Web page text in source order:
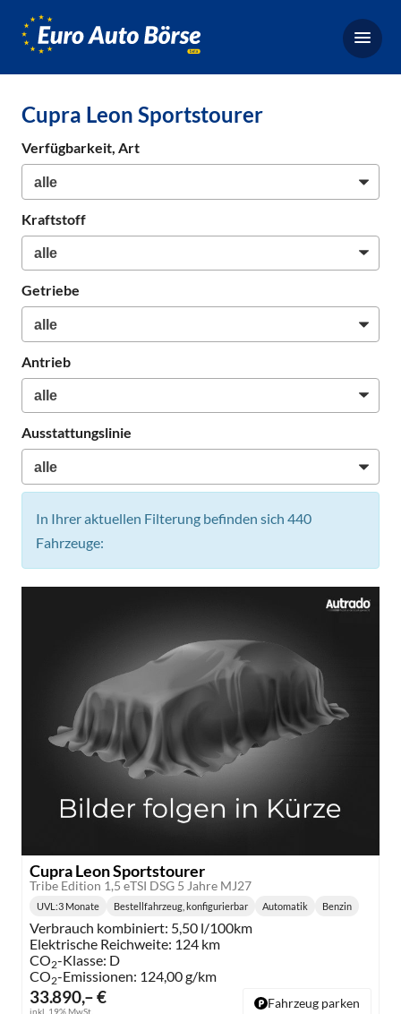
Börse,
für
Neuwagen
Cupra Leon Sportstourer
Verfügbarkeit, Art
Kraftstoff
Getriebe
Antrieb
Ausstattungslinie
In Ihrer aktuellen Filterung befinden sich 440
Fahrzeuge:
Cupra Leon Sportstourer
Tribe Edition 1,5 eTSI DSG 5 Jahre MJ27
33.890,– €
inkl. 19% MwSt.
Lieferzeit:
UVL :3 Monate Bestellfahrzeug, konfigurierbar
Getriebe:
Automatik
Kraftstoff:
Benzin
Verbrauch kombiniert: 5,50 l/100km
Elektrische Reichweite: 124 km
CO2-Klasse: D
CO2-Emissionen: 124,00 g/km
Fahrzeug parken